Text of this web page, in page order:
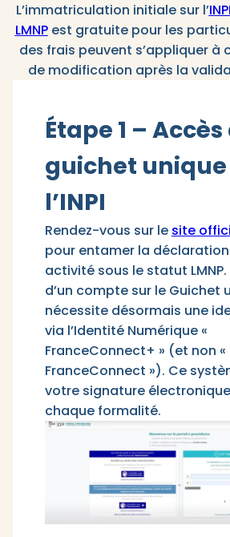
L’immatriculation initiale sur l’
LMNPest gratuite pour les
des frais peuvent s’appliquer à
de modification après la
Étape 1 –
guichet unique
l’INPI
Rendez-vous sur le site
pour entamer la
activité sous le statut
d’un compte sur le Guichet
nécessite désormais une
via l’Identité Numérique «
FranceConnect+ » (et non «
FranceConnect »). Ce
votre signature
chaque formalité.